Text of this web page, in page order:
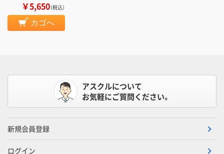
￥5,650（税込）
カゴへ
アスクルについて
お気軽にご質問ください。
新規会員登録
ログイン